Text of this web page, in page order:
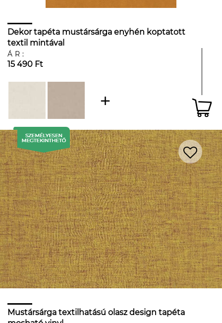
Dekor tapéta mustársárga enyhén koptatott
textil mintával
ÁR:
15 490 Ft
Mustársárga textilhatású olasz design tapéta